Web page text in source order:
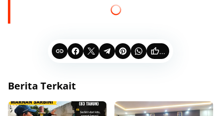
...
Berita Terkait